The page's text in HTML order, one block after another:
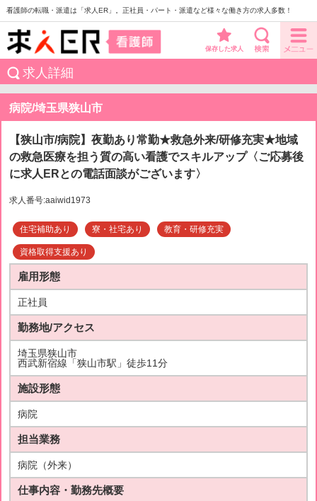
看護師の転職・派遣は「求人ER」。正社員・パート・派遣など様々な働き方の求人多数！
保存した求人
求人詳細
病院/埼玉県狭山市
【狭山市/病院】夜勤あり常勤★救急外来/研修充実★地域
の救急医療を担う質の高い看護でスキルアップ〈ご応募後
に求人ERとの電話面談がございます〉
求人番号:aaiwid1973
住宅補助あり 寮・社宅あり 教育・研修充実
資格取得支援あり
雇用形態
正社員
勤務地/アクセス
埼玉県狭山市
西武新宿線「狭山市駅」徒歩11分
施設形態
病院
担当業務
病院（外来）
仕事内容・勤務先概要